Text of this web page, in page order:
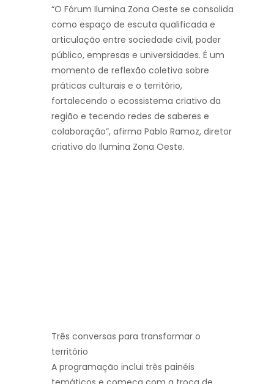
“O Fórum Ilumina Zona Oeste se consolida
como espaço de escuta qualificada e
articulação entre sociedade civil, poder
público, empresas e universidades. É um
momento de reflexão coletiva sobre
práticas culturais e o território,
fortalecendo o ecossistema criativo da
região e tecendo redes de saberes e
colaboração”, afirma Pablo Ramoz, diretor
criativo do Ilumina Zona Oeste.
Três conversas para transformar o
território
A programação inclui três painéis